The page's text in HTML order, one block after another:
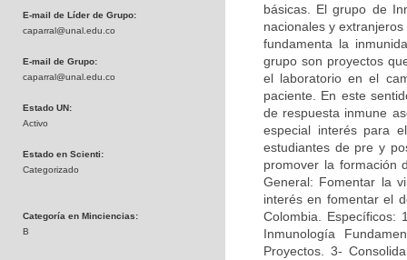
E-mail de Líder de Grupo:
caparral@unal.edu.co
E-mail de Grupo:
caparral@unal.edu.co
Estado UN:
Activo
Estado en Scienti:
Categorizado
Categoría en Minciencias:
B
básicas. El grupo de
nacionales y
fundamenta la
grupo son proyectos
el laboratorio en el
paciente. En este
de respuesta inmune
especial interés para
estudiantes de pre y
promover la formación
General: Fomentar la
interés en fomentar el
Colombia. Específicos:
Inmunología
Proyectos. 3-